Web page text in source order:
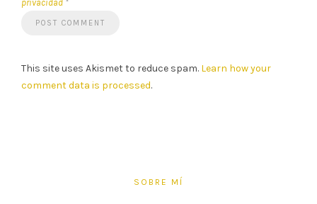
privacidad *
This site uses Akismet to reduce spam. Learn how your
comment data is processed.
SOBRE MÍ